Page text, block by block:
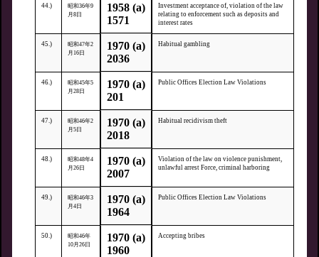
44.)
昭和36年9
月8日
1958 (a)
1571
Investment acceptance of, violation of the law
relating to enforcement such as deposits and
interest rates
45.)
昭和47年2
月16日
1970 (a)
2036
Habitual gambling
46.)
昭和45年5
月28日
1970 (a)
201
Public Offices Election Law Violations
47.)
昭和46年2
月5日
1970 (a)
2018
Habitual recidivism theft
48.)
昭和48年4
月26日
1970 (a)
2007
Violation of the law on violence punishment,
unlawful arrest Force, criminal harboring
49.)
昭和46年3
月4日
1970 (a)
1964
Public Offices Election Law Violations
50.)
昭和46年
10月26日
1970 (a)
1960
Accepting bribes